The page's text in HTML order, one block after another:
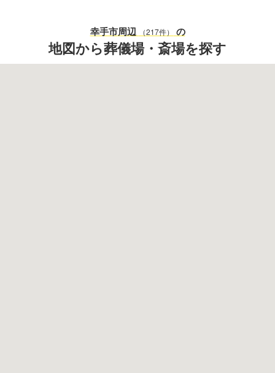
幸手市周辺 （217件） の
地図から葬儀場・斎場を探す